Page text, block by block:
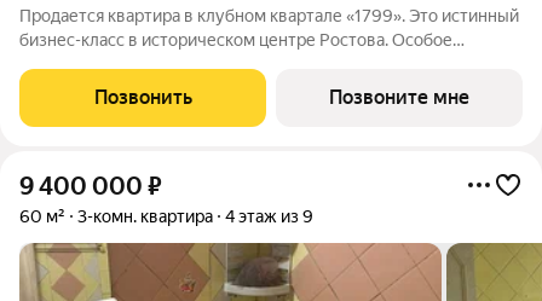
Продается квартира в клубном квартале «1799». Это истинный
бизнес-класс в историческом центре Ростова. Особое
ту жизнь, которая подходит вам. Где каждое мгновение
становится частью семейной
Позвонить Позвоните мне
9 400 000 ₽
60 м² 3-комн. квартира 4 этаж из 9